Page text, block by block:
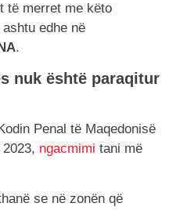
të merret me këto
edhe në
.
nuk është paraqitur
Penal të Maqedonisë
ngacmimi tani më
se në zonën që